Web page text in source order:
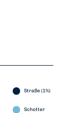
Straße (1%)
Schotter